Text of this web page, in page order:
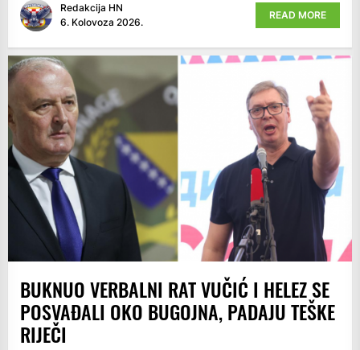
Redakcija HN
6. Kolovoza 2026.
READ MORE
BUKNUO VERBALNI RAT VUČIĆ I HELEZ SE
POSVAĐALI OKO BUGOJNA, PADAJU TEŠKE
RIJEČI